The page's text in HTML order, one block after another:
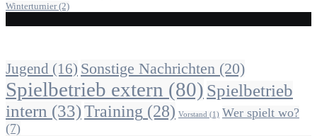
Winterturnier(2)
Jugend (16) Sonstige Nachrichten (20)
Spielbetrieb extern (80) Spielbetrieb
intern (33)Training (28) Vorstand (1) Wer spielt wo?
(7)